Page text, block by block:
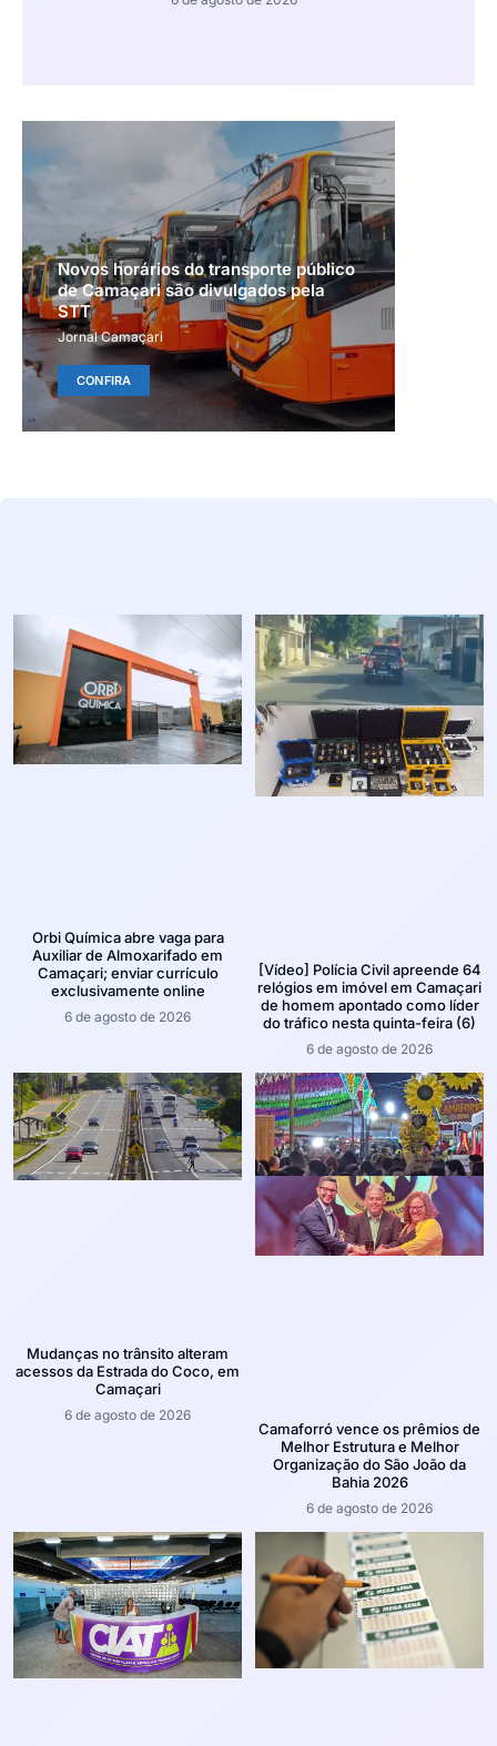
Novos horários do transporte público
de Camaçari são divulgados pela
STT
Jornal Camaçari
CONFIRA
Orbi Química abre vaga para
Auxiliar de Almoxarifado em
Camaçari; enviar currículo
exclusivamente online
6 de agosto de 2026
[Vídeo] Polícia Civil apreende 64
relógios em imóvel em Camaçari
de homem apontado como líder
do tráfico nesta quinta-feira (6)
6 de agosto de 2026
Mudanças no trânsito alteram
acessos da Estrada do Coco, em
Camaçari
6 de agosto de 2026
Camaforró vence os prêmios de
Melhor Estrutura e Melhor
Organização do São João da
Bahia 2026
6 de agosto de 2026